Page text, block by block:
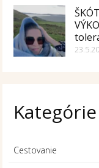
Kategórie
Cestovanie